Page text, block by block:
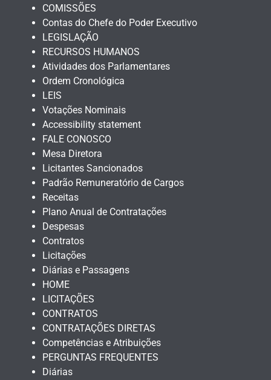
COMISSÕES
Contas do Chefe do Poder Executivo
LEGISLAÇÃO
RECURSOS HUMANOS
Atividades dos Parlamentares
Ordem Cronológica
LEIS
Votações Nominais
Accessibility statement
FALE CONOSCO
Mesa Diretora
Licitantes Sancionados
Padrão Remuneratório de Cargos
Receitas
Plano Anual de Contratações
Despesas
Contratos
Licitações
Diárias e Passagens
HOME
LICITAÇÕES
CONTRATOS
CONTRATAÇÕES DIRETAS
Competências e Atribuições
PERGUNTAS FREQUENTES
Diárias